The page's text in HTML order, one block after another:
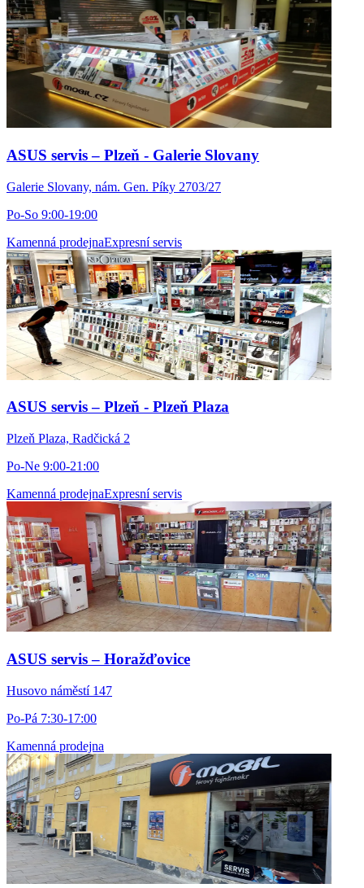
ASUS servis – Plzeň - Galerie Slovany
Galerie Slovany, nám. Gen. Píky 2703/27
Po-So 9:00-19:00
Kamenná prodejnaExpresní servis
ASUS servis – Plzeň - Plzeň Plaza
Plzeň Plaza, Radčická 2
Po-Ne 9:00-21:00
Kamenná prodejnaExpresní servis
ASUS servis – Horažďovice
Husovo náměstí 147
Po-Pá 7:30-17:00
Kamenná prodejna